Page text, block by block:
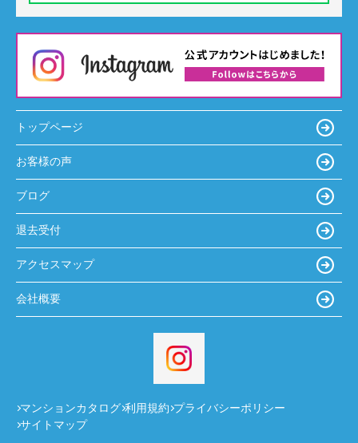
トップページ
お客様の声
ブログ
退去受付
アクセスマップ
会社概要
マンションカタログ 利用規約 プライバシーポリシー
サイトマップ